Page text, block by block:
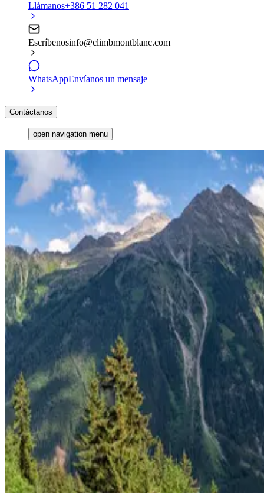
Llámanos+386 51 282 041
Escríbenosinfo@climbmontblanc.com
WhatsAppEnvíanos un mensaje
Contáctanos
open navigation menu